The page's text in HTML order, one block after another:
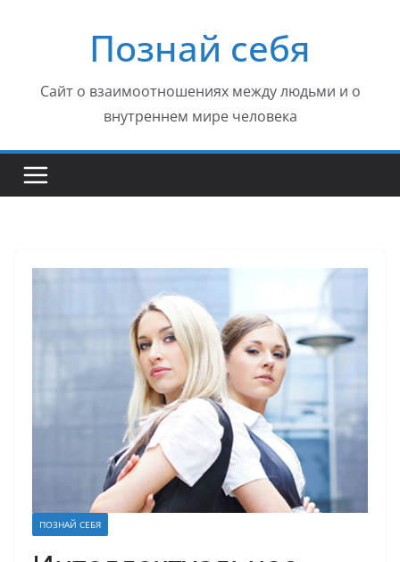
содержимомуПознай себя
Сайт о взаимоотношениях между людьми и о
внутреннем мире человека
ПОЗНАЙ СЕБЯ